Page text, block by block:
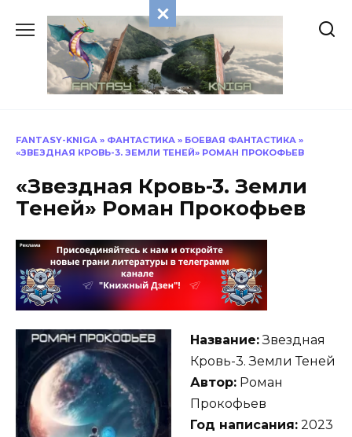
содержанию
FANTASY-KNIGA » ФАНТАСТИКА » БОЕВАЯ ФАНТАСТИКА »
«ЗВЕЗДНАЯ КРОВЬ-3. ЗЕМЛИ ТЕНЕЙ» РОМАН ПРОКОФЬЕВ
«Звездная Кровь-3. Земли
Теней» Роман Прокофьев
Название:Звездная
Кровь-3. Земли Теней
Автор: Роман
Прокофьев
Год написания: 2023